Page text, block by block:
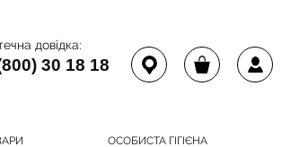
довідка:
30 18 18
ОСОБИСТА ГІГІЄНА